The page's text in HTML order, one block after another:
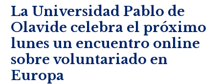
La Universidad Pablo de
Olavide celebra el próximo
lunes un encuentro online
sobre voluntariado en
Europa